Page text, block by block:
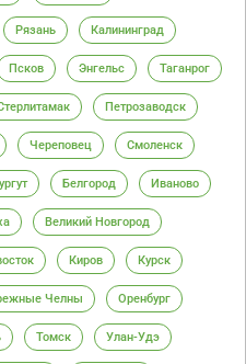
Рязань Калининград
Псков Энгельс Таганрог
Петрозаводск
Череповец Смоленск
Белгород Иваново
Великий Новгород
Киров Курск
Челны Оренбург
Томск Улан-Удэ